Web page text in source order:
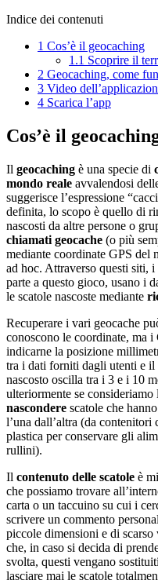
Indice dei contenuti
1 Cos’è il geocaching
1.1 Scoprire il
2 Geocaching, come
3 Video
4 Scarica l’app
Cos’è il
Il geocaching è una specie di
mondo reale avvalendosi
suggerisce l’espressione
definita, lo scopo è quello di
nascosti da altre persone o
chiamati geocache (o più
mediante coordinate GPS del
ad hoc. Attraverso questi siti, i
parte a questo gioco, usano i
le scatole nascoste mediante
Recuperare i vari geocache
conoscono le coordinate, ma
indicarne la posizione
tra i dati forniti dagli utenti e il
nascosto oscilla tra i 3 e i 10
ulteriormente se consideriamo
nascondere scatole che
l’una dall’altra (da contenitori
plastica per conservare gli
rullini).
Il contenuto delle scatole è
che possiamo trovare
carta o un taccuino su cui i
scrivere un commento
piccole dimensioni e di
che, in caso si decida di
svolta, questi vengano
lasciare mai le scatole